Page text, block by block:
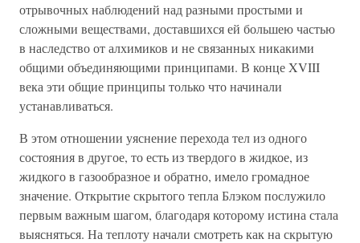
отрывочных наблюдений над разными простыми и
сложными веществами, доставшихся ей большею частью
в наследство от алхимиков и не связанных никакими
общими объединяющими принципами. В конце XVIII
века эти общие принципы только что начинали
устанавливаться.
В этом отношении уяснение перехода тел из одного
состояния в другое, то есть из твердого в жидкое, из
жидкого в газообразное и обратно, имело громадное
значение. Открытие скрытого тепла Блэком послужило
первым важным шагом, благодаря которому истина стала
выясняться. На теплоту начали смотреть как на скрытую